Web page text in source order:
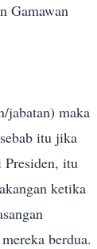
Gamawan
jabatan) maka
itu jika
Presiden, itu
ketika
berdua.